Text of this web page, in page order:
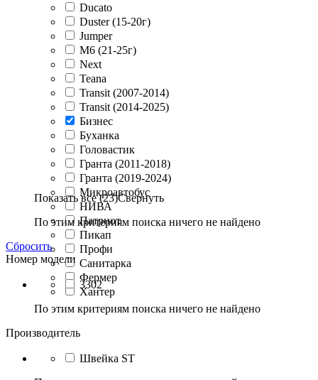
Ducato
Duster (15-20г)
Jumper
M6 (21-25г)
Next
Teana
Transit (2007-2014)
Transit (2014-2025)
Бизнес
Буханка
Головастик
Гранта (2011-2018)
Гранта (2019-2024)
Микроавтобус
НИВА
Патриот
Пикап
Профи
Санитарка
Фермер
Хантер
Показать все (23)Свернуть
По этим критериям поиска ничего не найдено
Сбросить
Номер модели
3302
По этим критериям поиска ничего не найдено
Производитель
Швейка ST